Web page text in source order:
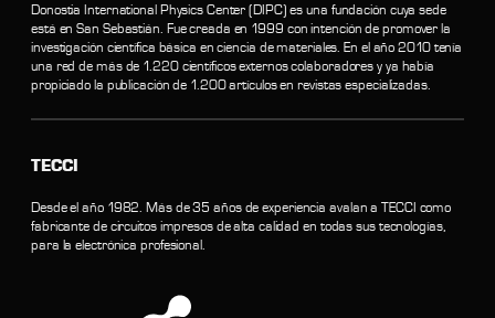
Donostia International Physics Center (DIPC) es una fundación cuya sede
está en San Sebastián. Fue creada en 1999 con intención de promover la
investigación científica básica en ciencia de materiales. En el año 2010 tenía
una red de más de 1.220 científicos externos colaboradores y ya había
propiciado la publicación de 1.200 artículos en revistas especializadas.
TECCI
Desde el año 1982. Más de 35 años de experiencia avalan a TECCI como
fabricante de circuitos impresos de alta calidad en todas sus tecnologías,
para la electrónica profesional.